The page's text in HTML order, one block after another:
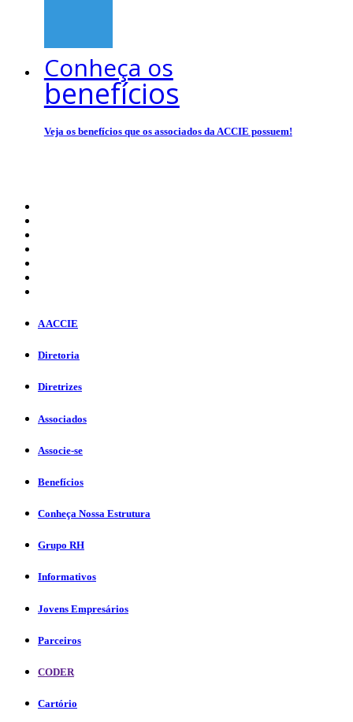
Conheça os
benefícios
Veja os benefícios que os associados da ACCIE possuem!
A ACCIE
Diretoria
Diretrizes
Associados
Associe-se
Benefícios
Conheça Nossa Estrutura
Grupo RH
Informativos
Jovens Empresários
Parceiros
CODER
Cartório